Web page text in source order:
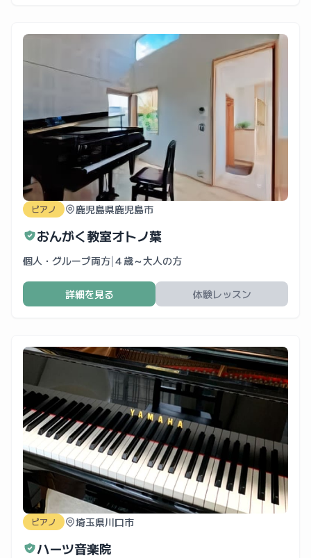
ピアノ 鹿児島県鹿児島市
おんがく教室オトノ葉
個人・グループ両方|４歳～大人の方
詳細を見る 体験レッスン
ピアノ 埼玉県川口市
ハーツ音楽院